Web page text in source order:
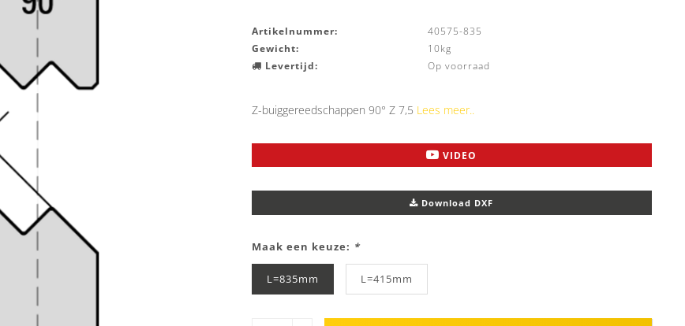
Artikelnummer:
40575-835
Gewicht:
10kg
Levertijd:
Op voorraad
Z-buiggereedschappen 90° Z 7,5 Lees meer..
VIDEO
Download DXF
Maak een keuze: *
L=835mm L=415mm